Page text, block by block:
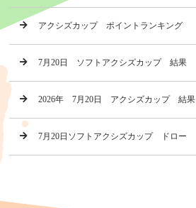
アクシズカップ ポイントランキング
7月20日 ソフトアクシズカップ 結果
2026年 7月20日 アクシズカップ 結果
7月20日ソフトアクシズカップ ドロー